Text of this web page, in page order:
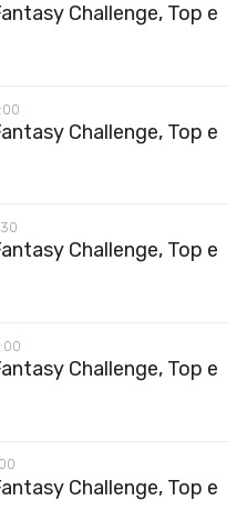
Challenge, Top e
Challenge, Top e
Challenge, Top e
Challenge, Top e
Challenge, Top e